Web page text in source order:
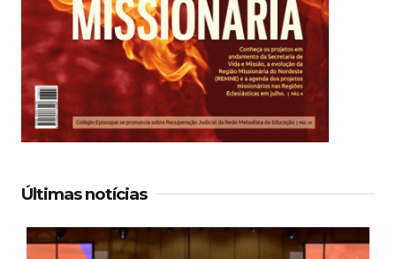
Últimas notícias